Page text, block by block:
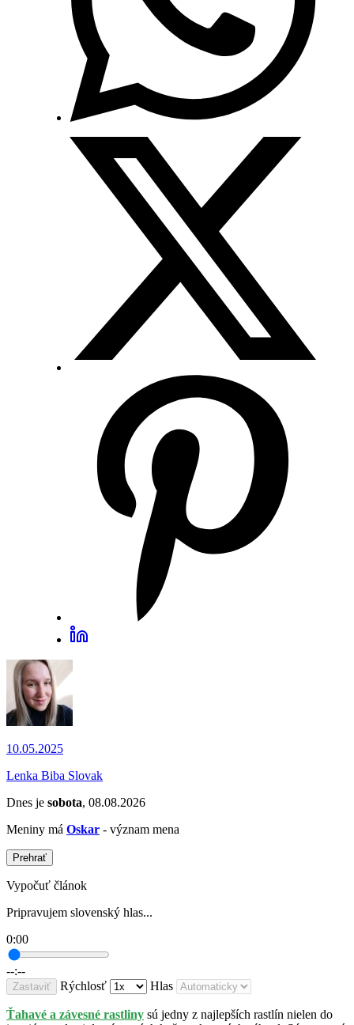
10.05.2025
Lenka Biba Slovak
Dnes je sobota, 08.08.2026
Meniny má Oskar - význam mena
Prehrať
Vypočuť článok
Pripravujem slovenský hlas...
0:00
--:--
Zastaviť Rýchlosť Hlas
Ťahavé a závesné rastliny sú jedny z najlepších rastlín nielen do